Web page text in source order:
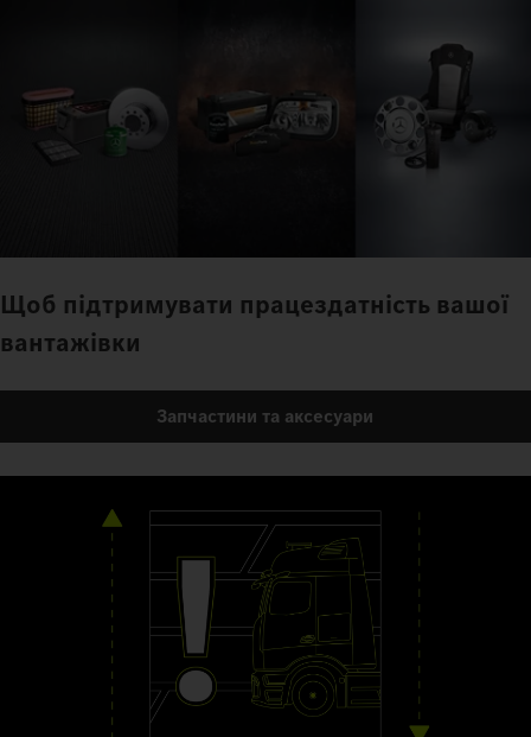
Щоб підтримувати працездатність вашої
вантажівки
Запчастини та аксесуари